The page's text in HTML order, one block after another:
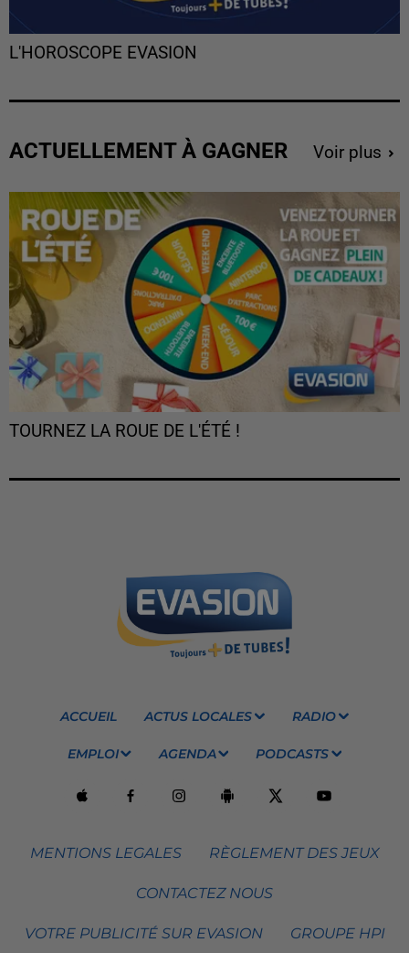
L'HOROSCOPE EVASION
ACTUELLEMENT À GAGNER Voir plus
TOURNEZ LA ROUE DE L'ÉTÉ !
ACCUEIL ACTUS LOCALES RADIO
EMPLOI AGENDA PODCASTS
MENTIONS LEGALES RÈGLEMENT DES JEUX
CONTACTEZ NOUS
VOTRE PUBLICITÉ SUR EVASION GROUPE HPI